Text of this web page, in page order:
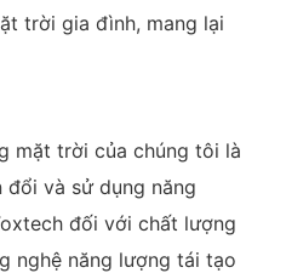
trời gia đình, mang lại
mặt trời của chúng tôi là
đổi và sử dụng năng
đối với chất lượng
nghệ năng lượng tái tạo